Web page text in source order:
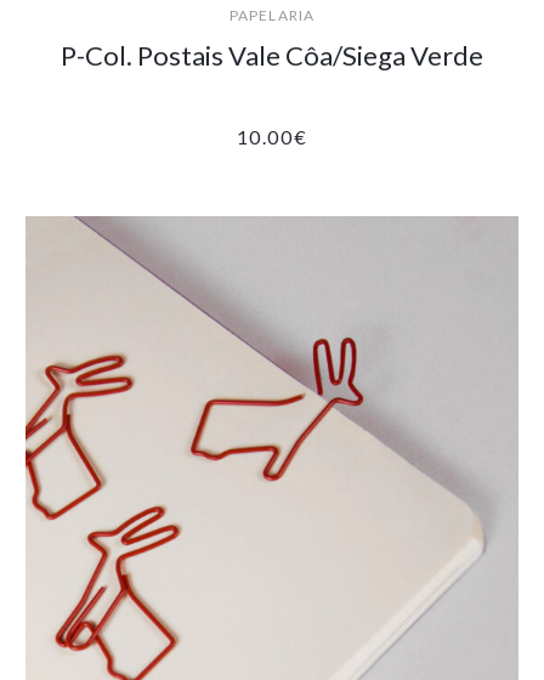
PAPELARIA
P-Col. Postais Vale Côa/Siega Verde
10.00€